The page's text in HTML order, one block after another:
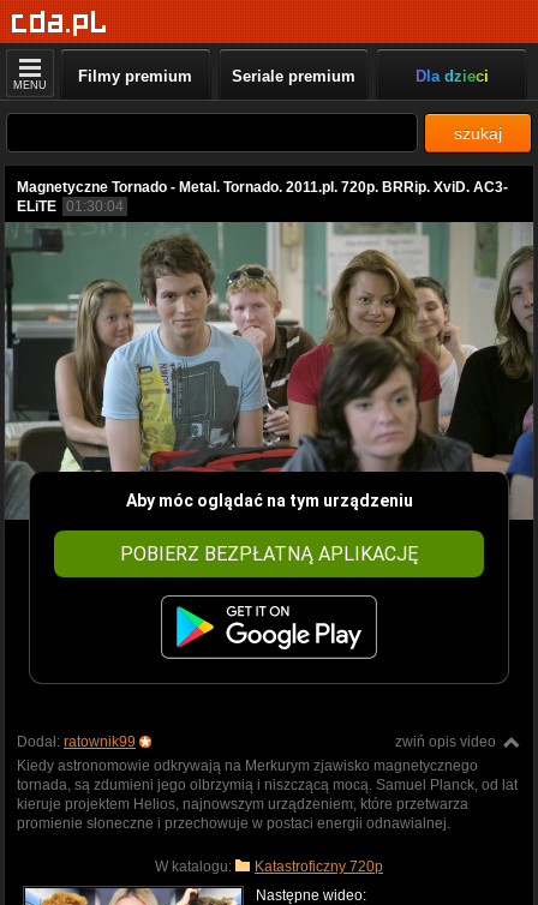
MENU Filmy premium Seriale premium Dla dzieci
szukaj
Magnetyczne Tornado - Metal. Tornado. 2011.pl. 720p. BRRip. XviD. AC3-
ELiTE 01:30:04
Aby móc oglądać na tym urządzeniu
POBIERZ BEZPŁATNĄ APLIKACJĘ
zwiń opis video
Dodał: ratownik99
Kiedy astronomowie odkrywają na Merkurym zjawisko magnetycznego
tornada, są zdumieni jego olbrzymią i niszczącą mocą. Samuel Planck, od lat
kieruje projektem Helios, najnowszym urządzeniem, które przetwarza
promienie słoneczne i przechowuje w postaci energii odnawialnej.
W katalogu: Katastroficzny 720p
Następne wideo: